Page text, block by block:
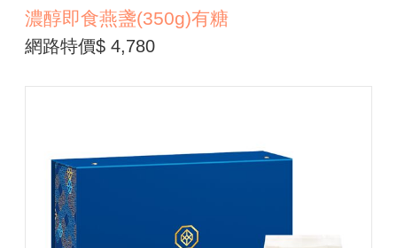
濃醇即食燕盞(350g)有糖
網路特價$ 4,780